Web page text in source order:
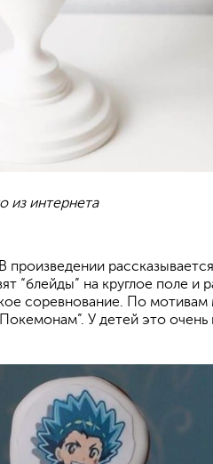
из интернета
произведении
“блейды” на круглое поле
соревнование. По
У детей это очень